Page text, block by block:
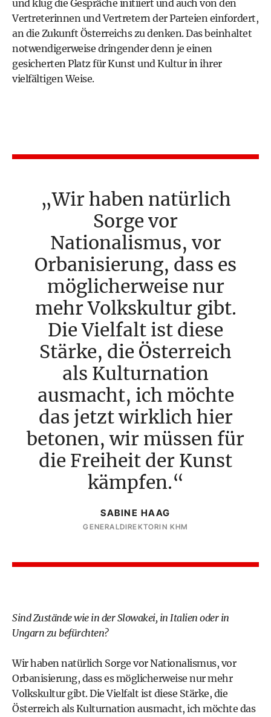
und klug die Gespräche initiiert und auch von den
Vertreterinnen und Vertretern der Parteien einfordert,
an die Zukunft Österreichs zu denken. Das beinhaltet
notwendigerweise dringender denn je einen
gesicherten Platz für Kunst und Kultur in ihrer
vielfältigen Weise.
Wir haben natürlich
Sorge vor
Nationalismus, vor
Orbanisierung, dass es
möglicherweise nur
mehr Volkskultur gibt.
Die Vielfalt ist diese
Stärke, die Österreich
als Kulturnation
ausmacht, ich möchte
das jetzt wirklich hier
betonen, wir müssen für
die Freiheit der Kunst
kämpfen.
SABINE HAAG
GENERALDIREKTORIN KHM
Sind Zustände wie in der Slowakei, in Italien oder in
Ungarn zu befürchten?
Wir haben natürlich Sorge vor Nationalismus, vor
Orbanisierung, dass es möglicherweise nur mehr
Volkskultur gibt. Die Vielfalt ist diese Stärke, die
Österreich als Kulturnation ausmacht, ich möchte das